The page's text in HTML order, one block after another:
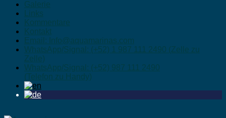
Galerie
Links
Kommentare
Kontakt
Email: Info@aquamarinas.com
WhatsApp/Signal: (+52) 1 987 111 2490 (Zelle zu
Zelle)
WhatsApp/Signal: (+52) 987 111 2490
(Telefon zu Handy)